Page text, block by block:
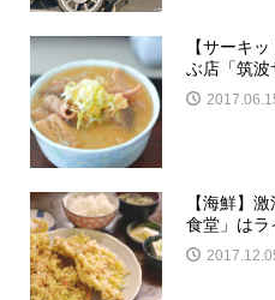
【サーキ
ぶ店「筑波
【海鮮】
食堂」はラ